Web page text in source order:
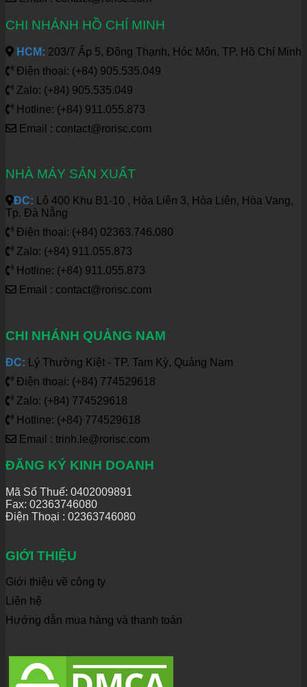
CHI NHÁNH HỒ CHÍ MINH
HCM: 203/7 Ấp 5, Đông Thạnh, Hóc Môn, TP. Hồ Chí Minh
Điện thoại: (+84) 905.535.049
Zalo: (+84) 905.535.049
Hotline: (+84) 911.055.873
Email : contact@rorisc.com
NHÀ MÁY SẢN XUẤT
ĐC: Lô 400 Khu B1-10 , Hòa Liên 3, Hòa Liên, Hòa Vang,
Tp. Đà Nẵng
Điện thoại: (+84) 02363.746.080
Zalo: (+84) 911.055.873
Hotline: (+84) 911.055.873
Email : contact@rorisc.com
CHI NHÁNH QUẢNG NAM
ĐC: Lý Thường Kiệt - TP. Tam Kỳ, Quảng Nam
Điện thoại: (+84) 774529618
Zalo: (+84) 774529618
Hotline: (+84) 774529618
Email : trinh.le@rorisc.com
ĐĂNG KÝ KINH DOANH
Mã Số Thuế: 0402009891
Fax: 02363746080
Điện Thoại : 02363746080
GIỚI THIỆU
Giới thiệu về công ty
Liên hệ
Hướng dẫn mua hàng và thanh toán